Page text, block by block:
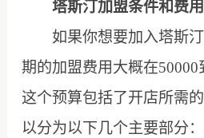
塔斯汀加盟条件和费用
如果你想要加入塔斯汀
期的加盟费用大概在50000
这个预算包括了开店所需
以分为以下几个主要部分：